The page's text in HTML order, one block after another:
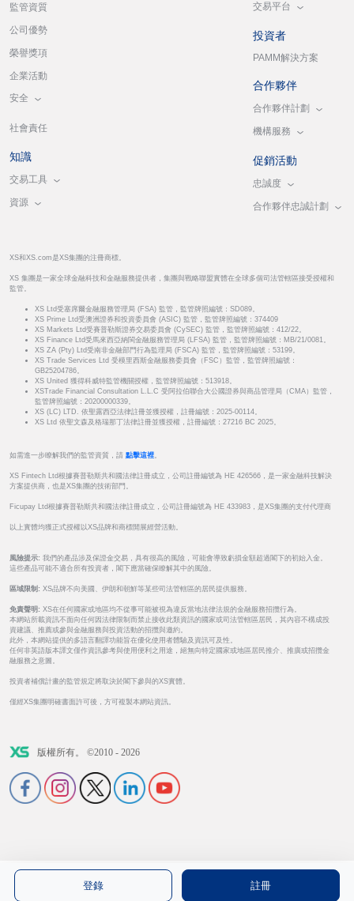
監管資質
公司優勢
榮譽獎項
企業活動
安全
社會責任
知識
交易工具
資源
交易平台
投資者
PAMM解決方案
合作夥伴
合作夥伴計劃
機構服務
促銷活動
忠誠度
合作夥伴忠誠計劃
XS和XS.com是XS集團的注冊商標。
XS 集團是一家全球金融科技和金融服務提供者，集團與戰略聯盟實體在全球多個司法管轄區接受授權和
監管。
XS Ltd受塞席爾金融服務管理局 (FSA) 監管，監管牌照編號：SD089。
XS Prime Ltd受澳洲證券和投資委員會 (ASIC) 監管，監管牌照編號：374409
XS Markets Ltd受賽普勒斯證券交易委員會 (CySEC) 監管，監管牌照編號：412/22。
XS Finance Ltd受馬來西亞納閩金融服務管理局 (LFSA) 監管，監管牌照編號：MB/21/0081。
XS ZA (Pty) Ltd受南非金融部門行為監理局 (FSCA) 監管，監管牌照編號：53199。
XS Trade Services Ltd 受模里西斯金融服務委員會（FSC）監管，監管牌照編號：
GB25204786。
XS United 獲得科威特監管機關授權，監管牌照編號：513918。
XSTrade Financial Consultation L.L.C 受阿拉伯聯合大公國證券與商品管理局（CMA）監管，
監管牌照編號：20200000339。
XS (LC) LTD. 依聖露西亞法律註冊並獲授權，註冊編號：2025-00114。
XS Ltd 依聖文森及格瑞那丁法律註冊並獲授權，註冊編號：27216 BC 2025。
如需進一步瞭解我們的監管資質，請 點擊這裡
XS Fintech Ltd根據賽普勒斯共和國法律註冊成立，公司註冊編號為 HE 426566，是一家金融科技解決
方案提供商，也是XS集團的技術部門。
Ficupay Ltd根據賽普勒斯共和國法律註冊成立，公司註冊編號為 HE 433983，是XS集團的支付代理商
以上實體均獲正式授權以XS品牌和商標開展經營活動。
風險提示: 我們的產品涉及保證金交易，具有很高的風險，可能會導致虧損金額超過閣下的初始入金。
這些產品可能不適合所有投資者，閣下應當確保瞭解其中的風險。
區域限制: XS品牌不向美國、伊朗和朝鮮等某些司法管轄區的居民提供服務。
免責聲明: XS在任何國家或地區均不從事可能被視為違反當地法律法規的金融服務招攬行為。
本網站所載資訊不面向任何因法律限制而禁止接收此類資訊的國家或司法管轄區居民，其內容不構成投
資建議、推薦或參與金融服務與投資活動的招攬與邀約。
此外，本網站提供的多語言翻譯功能旨在優化使用者體驗及資訊可及性。
任何非英語版本譯文僅作資訊參考與使用便利之用途，絕無向特定國家或地區居民推介、推廣或招攬金
融服務之意圖。
投資者補償計畫的監管規定將取決於閣下參與的XS實體。
僅經XS集團明確書面許可後，方可複製本網站資訊。
版權所有。 ©2010 - 2026
登錄 註冊